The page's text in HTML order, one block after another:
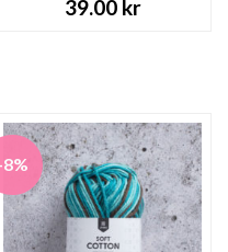
kr.
39.00 kr
8%